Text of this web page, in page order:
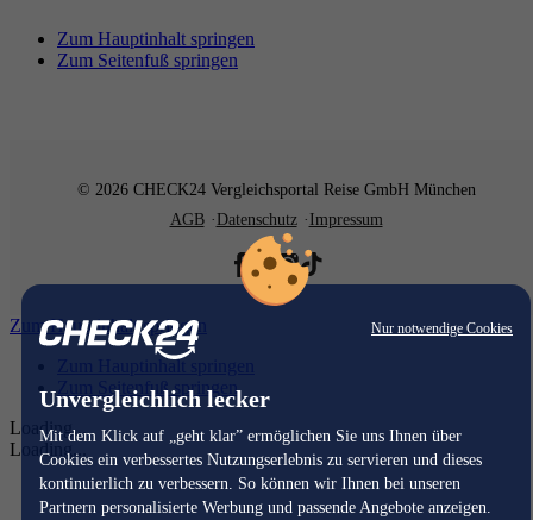
Nur notwendige Cookies
Unvergleichlich lecker
Mit dem Klick auf „geht klar” ermöglichen Sie uns Ihnen über
Cookies ein verbessertes Nutzungserlebnis zu servieren und dieses
kontinuierlich zu verbessern. So können wir Ihnen bei unseren
Partnern personalisierte Werbung und passende Angebote anzeigen.
Zum Hauptinhalt springen
Zum Seitenfuß springen
© 2026 CHECK24 Vergleichsportal Reise GmbH München
AGB
Datenschutz Impressum
Zum Hauptinhalt springen
Zum Hauptinhalt springen
Zum Seitenfuß springen
Loading...
Loading...